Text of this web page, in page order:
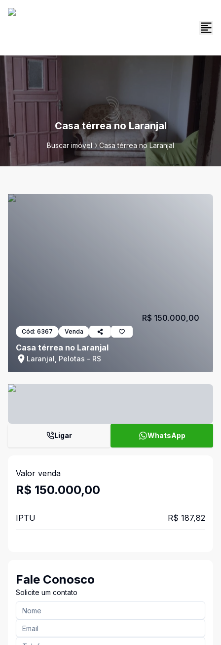
Casa térrea no Laranjal
Buscar imóvel Casa térrea no Laranjal
Cód: 6367 Venda
Casa térrea no Laranjal
Laranjal, Pelotas - RS
R$ 150.000,00
Ligar WhatsApp
Valor venda
R$ 150.000,00
IPTU R$ 187,82
Fale Conosco
Solicite um contato